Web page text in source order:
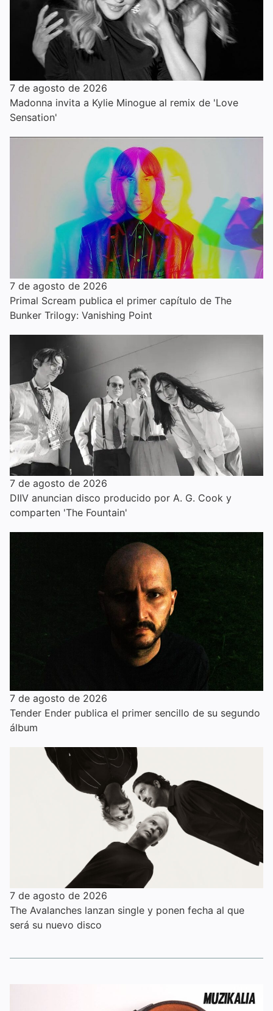
7 de agosto de 2026
Madonna invita a Kylie Minogue al remix de 'Love
Sensation'
7 de agosto de 2026
Primal Scream publica el primer capítulo de The
Bunker Trilogy: Vanishing Point
7 de agosto de 2026
DIIV anuncian disco producido por A. G. Cook y
comparten 'The Fountain'
7 de agosto de 2026
Tender Ender publica el primer sencillo de su segundo
álbum
7 de agosto de 2026
The Avalanches lanzan single y ponen fecha al que
será su nuevo disco